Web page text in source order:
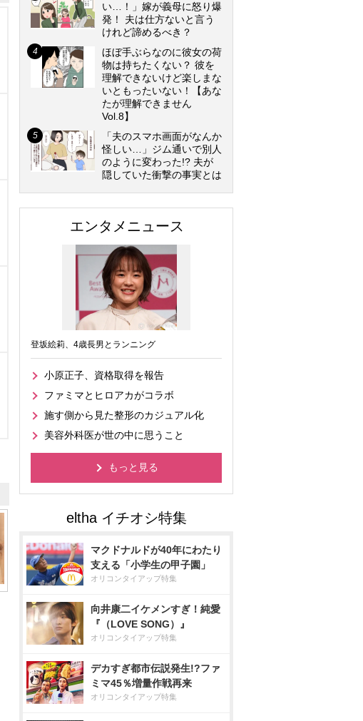
い…！」嫁が義母に怒り爆
発！ 夫は仕方ないと言う
けれど諦めるべき？
ほぼ手ぶらなのに彼女の荷
物は持ちたくない？ 彼を
理解できないけど楽しまな
いともったいない！【あな
たが理解できません
Vol.8】
「夫のスマホ画面がなんか
怪しい…」ジム通いで別人
のように変わった!? 夫が
隠していた衝撃の事実とは
エンタメニュース
登坂絵莉、4歳長男とランニング
小原正子、資格取得を報告
ファミマとヒロアカがコラボ
施す側から見た整形のカジュアル化
美容外科医が世の中に思うこと
もっと見る
マクドナルドが40年にわたり
支える「小学生の甲子園」
オリコンタイアップ特集
向井康二イケメンすぎ！純愛
『（LOVE SONG）』
オリコンタイアップ特集
デカすぎ都市伝説発生!?ファ
ミマ45％増量作戦再来
オリコンタイアップ特集